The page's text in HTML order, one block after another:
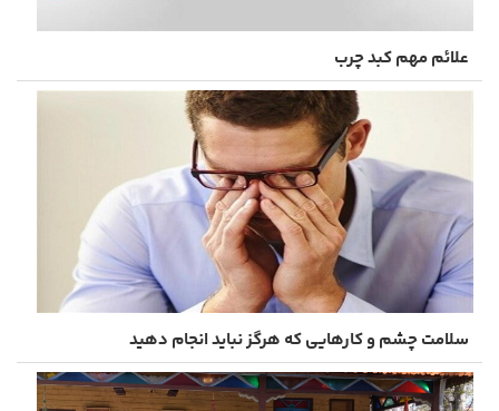
علائم مهم کبد چرب
سلامت چشم و کارهایی که هرگز نباید انجام دهید